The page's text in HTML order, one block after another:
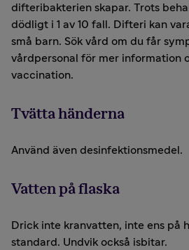
difteribakterien skapar. Trots
dödligt i 1 av 10 fall. Difteri kan
små barn. Sök vård om du får
vårdpersonal för mer information
vaccination.
Tvätta händerna
Använd även desinfektionsmedel.
Vatten på flaska
Drick inte kranvatten, inte ens på
standard. Undvik också isbitar.